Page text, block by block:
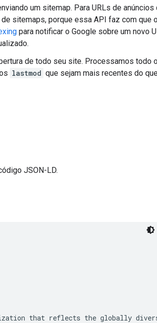
um sitemap. Para URLs de anúncios
sitemaps, porque essa API faz com que
para notificar o Google sobre um novo
de todo seu site. Processamos todo
lastmod que sejam mais recentes do
JSON-LD.
that reflects the globally